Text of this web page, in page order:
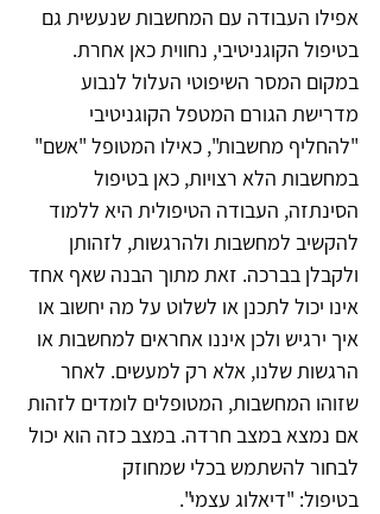
אפילו העבודה עם המחשבות שנעשית גם
בטיפול הקוגניטיבי, נחווית כאן אחרת.
במקום המסר השיפוטי העלול לנבוע
מדרישת הגורם המטפל הקוגניטיבי
"להחליף מחשבות", כאילו המטופל "אשם"
במחשבות הלא רצויות, כאן בטיפול
הסינתזה, העבודה הטיפולית היא ללמוד
להקשיב למחשבות ולהרגשות, לזהותן
ולקבלן בברכה. זאת מתוך הבנה שאף אחד
אינו יכול לתכנן או לשלוט על מה יחשוב או
איך ירגיש ולכן איננו אחראים למחשבות או
הרגשות שלנו, אלא רק למעשים. לאחר
שזוהו המחשבות, המטופלים לומדים לזהות
אם נמצא במצב חרדה. במצב כזה הוא יכול
לבחור להשתמש בכלי שמחוזק
בטיפול: "דיאלוג עצמי".